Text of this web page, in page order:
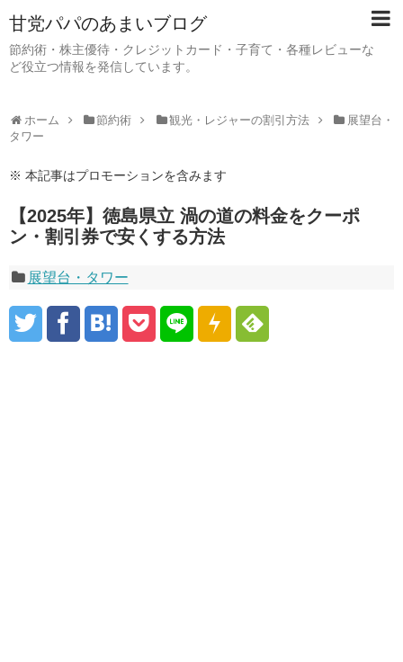
甘党パパのあまいブログ
節約術・株主優待・クレジットカード・子育て・各種レビューな
ど役立つ情報を発信しています。
ホーム 節約術 観光・レジャーの割引方法
展望台・
タワー
※ 本記事はプロモーションを含みます
【2025年】徳島県立 渦の道の料金をクーポ
ン・割引券で安くする方法
展望台・タワー